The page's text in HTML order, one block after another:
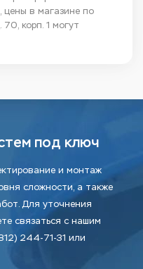
цены в магазине по
корп. 1 могут
под ключ
и монтаж
сложности, а также
Для уточнения
связаться с нашим
244-71-31 или